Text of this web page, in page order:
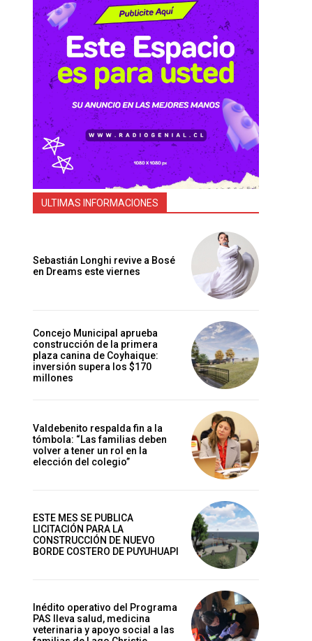
ULTIMAS INFORMACIONES
Sebastián Longhi revive a Bosé
en Dreams este viernes
Concejo Municipal aprueba
construcción de la primera
plaza canina de Coyhaique:
inversión supera los $170
millones
Valdebenito respalda fin a la
tómbola: “Las familias deben
volver a tener un rol en la
elección del colegio”
ESTE MES SE PUBLICA
LICITACIÓN PARA LA
CONSTRUCCIÓN DE NUEVO
BORDE COSTERO DE PUYUHUAPI
Inédito operativo del Programa
PAS lleva salud, medicina
veterinaria y apoyo social a las